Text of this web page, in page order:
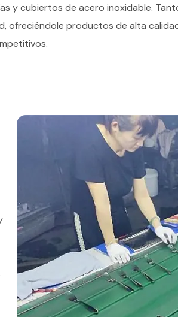
y cubiertos de acero inoxidable.
ofreciéndole productos de alta